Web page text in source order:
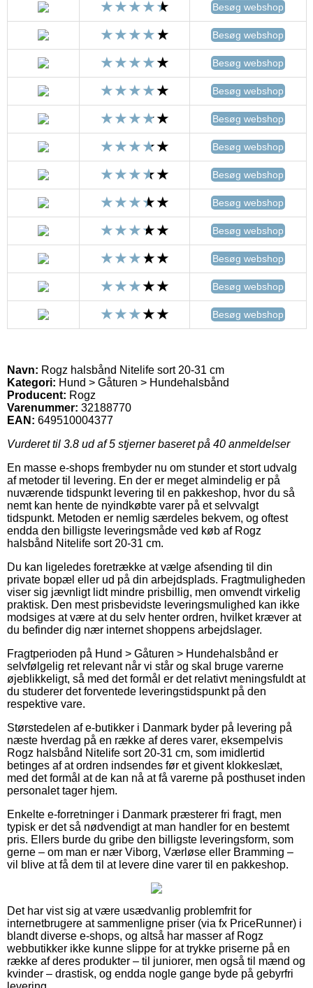
Besøg webshop
Besøg webshop
Besøg webshop
Besøg webshop
Besøg webshop
Besøg webshop
Besøg webshop
Besøg webshop
Besøg webshop
Besøg webshop
Besøg webshop
Besøg webshop
Navn: Rogz halsbånd Nitelife sort 20-31 cm
Kategori: Hund > Gåturen > Hundehalsbånd
Producent: Rogz
Varenummer: 32188770
EAN: 649510004377
Vurderet til 3.8 ud af 5 stjerner baseret på 40 anmeldelser
En masse e-shops frembyder nu om stunder et stort udvalg
af metoder til levering. En der er meget almindelig er på
nuværende tidspunkt levering til en pakkeshop, hvor du så
nemt kan hente de nyindkøbte varer på et selvvalgt
tidspunkt. Metoden er nemlig særdeles bekvem, og oftest
endda den billigste leveringsmåde ved køb af Rogz
halsbånd Nitelife sort 20-31 cm.
Du kan ligeledes foretrække at vælge afsending til din
private bopæl eller ud på din arbejdsplads. Fragtmuligheden
viser sig jævnligt lidt mindre prisbillig, men omvendt virkelig
praktisk. Den mest prisbevidste leveringsmulighed kan ikke
modsiges at være at du selv henter ordren, hvilket kræver at
du befinder dig nær internet shoppens arbejdslager.
Fragtperioden på Hund > Gåturen > Hundehalsbånd er
selvfølgelig ret relevant når vi står og skal bruge varerne
øjeblikkeligt, så med det formål er det relativt meningsfuldt at
du studerer det forventede leveringstidspunkt på den
respektive vare.
Størstedelen af e-butikker i Danmark byder på levering på
næste hverdag på en række af deres varer, eksempelvis
Rogz halsbånd Nitelife sort 20-31 cm, som imidlertid
betinges af at ordren indsendes før et givent klokkeslæt,
med det formål at de kan nå at få varerne på posthuset inden
personalet tager hjem.
Enkelte e-forretninger i Danmark præsterer fri fragt, men
typisk er det så nødvendigt at man handler for en bestemt
pris. Ellers burde du gribe den billigste leveringsform, som
gerne – om man er nær Viborg, Værløse eller Bramming –
vil blive at få dem til at levere dine varer til en pakkeshop.
Det har vist sig at være usædvanlig problemfrit for
internetbrugere at sammenligne priser (via fx PriceRunner) i
blandt diverse e-shops, og altså har masser af Rogz
webbutikker ikke kunne slippe for at trykke priserne på en
række af deres produkter – til juniorer, men også til mænd og
kvinder – drastisk, og endda nogle gange byde på gebyrfri